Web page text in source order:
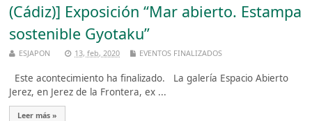
(Cádiz)] Exposición “Mar abierto. Estampa
sostenible Gyotaku”
ESJAPON 13, feb, 2020 EVENTOS FINALIZADOS
Este acontecimiento ha finalizado. La galería Espacio Abierto
Jerez, en Jerez de la Frontera, ex ...
Leer más »